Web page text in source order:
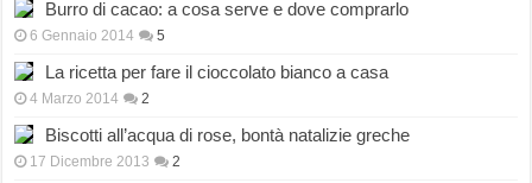
Burro di cacao: a cosa serve e dove comprarlo
6 Gennaio 2014 5
La ricetta per fare il cioccolato bianco a casa
4 Marzo 2014 2
Biscotti all’acqua di rose, bontà natalizie greche
17 Dicembre 2013 2